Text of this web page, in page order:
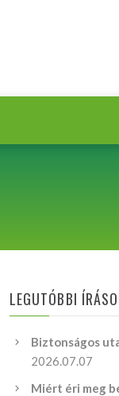
LEGUTÓBBI
Biztonságos
2026.07.07
Miért éri meg